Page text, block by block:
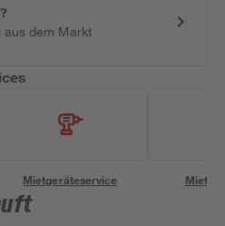
aus dem Markt
Mietgeräteservice